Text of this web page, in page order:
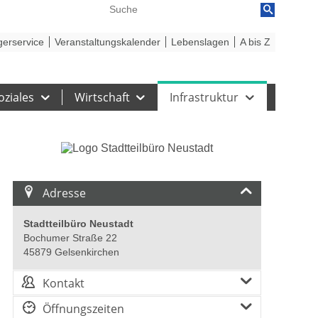
Wirtschaft Infrastruktur
Veranstaltungskalender Lebenslagen A bis Z
Adresse
Stadtteilbüro Neustadt
Bochumer Straße 22
45879 Gelsenkirchen
Kontakt
Öffnungszeiten